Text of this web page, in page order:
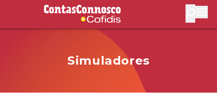
Contas Connosco by Cofidis
Simuladores